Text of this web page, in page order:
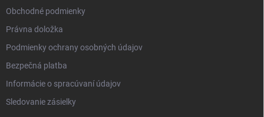
Obchodné podmienky
Právna doložka
Podmienky ochrany osobných údajov
Bezpečná platba
Informácie o spracúvaní údajov
Sledovanie zásielky